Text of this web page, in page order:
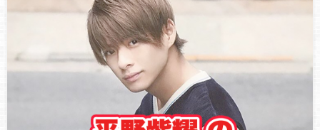
King & Prince LIVE TOUR 2023 ～ピース～新潟公演のセトリ＆
ライブレポ！
King&Prince(キンプリ)、新型コロナウイルス外出自粛生活に
大健闘！感染予防の呼びかけにも賞賛の声！【SNSで話題】
【祝】本日1月29日は、King & Prince(キンプリ)平野紫耀の26